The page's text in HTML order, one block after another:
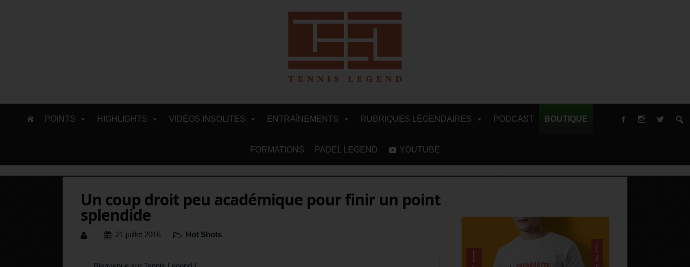
POINTS HIGHLIGHTS VIDÉOS INSOLITES ENTRAÎNEMENTS RUBRIQUES LÉGENDAIRES PODCAST BOUTIQUE
FORMATIONS PADEL LEGEND YOUTUBE
Un coup droit peu académique pour finir un point
splendide
21 juillet 2016 Hot Shots